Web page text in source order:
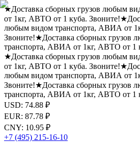
★Доставка сборных грузов любым
от 1кг, АВТО от 1 куба. Звоните!★
любым видом транспорта, АВИА от
Звоните!★Доставка сборных грузов
транспорта, АВИА от 1кг, АВТО от 1
★Доставка сборных грузов любым
от 1кг, АВТО от 1 куба. Звоните!★
любым видом транспорта, АВИА от
Звоните!★Доставка сборных грузов
транспорта, АВИА от 1кг, АВТО от 1
USD: 74.88 ₽
EUR: 87.78 ₽
CNY: 10.95 ₽
+7 (495) 215-16-10